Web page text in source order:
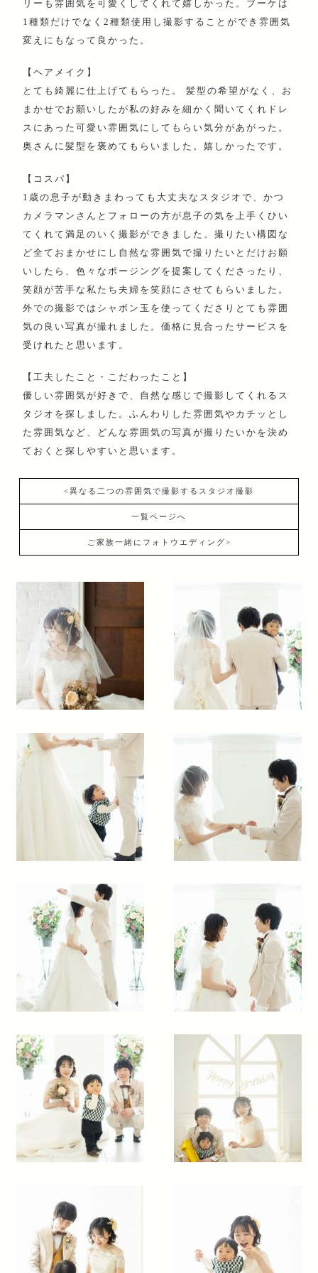
リーも雰囲気を可愛くしてくれて嬉しかった。ブーケは
1種類だけでなく2種類使用し撮影することができ雰囲気
変えにもなって良かった。
【ヘアメイク】
とても綺麗に仕上げてもらった。 髪型の希望がなく、お
まかせでお願いしたが私の好みを細かく聞いてくれドレ
スにあった可愛い雰囲気にしてもらい気分があがった。
奥さんに髪型を褒めてもらいました。嬉しかったです。
【コスパ】
1歳の息子が動きまわっても大丈夫なスタジオで、かつ
カメラマンさんとフォローの方が息子の気を上手くひい
てくれて満足のいく撮影ができました。撮りたい構図な
ど全ておまかせにし自然な雰囲気で撮りたいとだけお願
いしたら、色々なポージングを提案してくださったり、
笑顔が苦手な私たち夫婦を笑顔にさせてもらいました。
外での撮影ではシャボン玉を使ってくださりとても雰囲
気の良い写真が撮れました。価格に見合ったサービスを
受けれたと思います。
【工夫したこと・こだわったこと】
優しい雰囲気が好きで、自然な感じで撮影してくれるス
タジオを探しました。ふんわりした雰囲気やカチッとし
た雰囲気など、どんな雰囲気の写真が撮りたいかを決め
ておくと探しやすいと思います。
<異なる二つの雰囲気で撮影するスタジオ撮影
一覧ページへ
ご家族一緒にフォトウエディング>